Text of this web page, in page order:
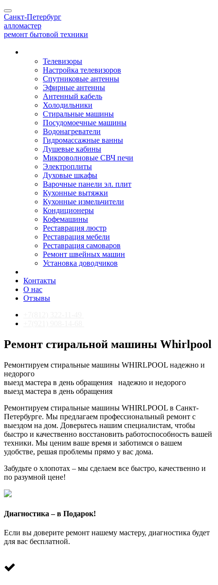
Toggle
navigation
Санкт-Петербург
алломастер
ремонт бытовой техники
Телевизоры
Настройка телевизоров
Спутниковые антенны
Эфирные антенны
Антенный кабель
Холодильники
Стиральные машины
Посудомоечные машины
Водонагреватели
Гидромассажные ванны
Душевые кабины
Микроволновые СВЧ печи
Электроплиты
Духовые шкафы
Варочные панели эл. плит
Кухонные вытяжки
Кухонные измельчители
Кондиционеры
Кофемашины
Реставрация люстр
Реставрация мебели
Реставрация самоваров
Ремонт швейных машин
Установка доводчиков
Контакты
О нас
Отзывы
Ремонт стиральной машины Whirlpool
Ремонтируем стиральные машины WHIRLPOOL надежно и
недорого
выезд мастера в день обращения
надежно и недорого
выезд мастера в день обращения
Ремонтируем стиральные машины WHIRLPOOL в Санкт-
Петербурге. Мы предлагаем профессиональный ремонт с
выездом на дом. Доверьтесь нашим специалистам, чтобы
быстро и качественно восстановить работоспособность вашей
техники. Мы ценим ваше время и заботимся о вашем
удобстве, решая проблемы прямо у вас дома.
Забудьте о хлопотах – мы сделаем все быстро, качественно и
по разумной цене!
Диагностика – в Подарок!
Если вы доверите ремонт нашему мастеру, диагностика будет
для вас бесплатной.